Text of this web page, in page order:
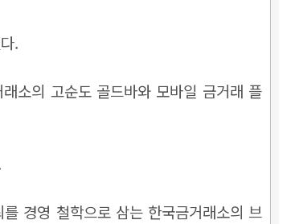
.
소의 고순도 골드바와 모바일 금거래 플
경영 철학으로 삼는 한국금거래소의 브